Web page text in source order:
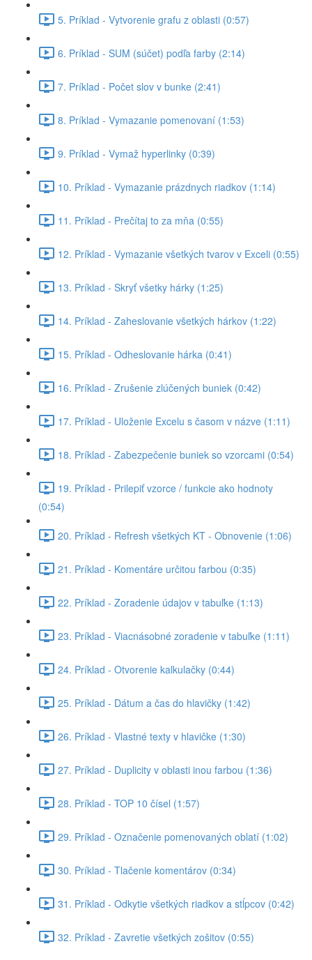
5. Príklad - Vytvorenie grafu z oblasti (0:57)
6. Príklad - SUM (súčet) podľa farby (2:14)
7. Príklad - Počet slov v bunke (2:41)
8. Príklad - Vymazanie pomenovaní (1:53)
9. Príklad - Vymaž hyperlinky (0:39)
10. Príklad - Vymazanie prázdnych riadkov (1:14)
11. Príklad - Prečítaj to za mňa (0:55)
12. Príklad - Vymazanie všetkých tvarov v Exceli (0:55)
13. Príklad - Skryť všetky hárky (1:25)
14. Príklad - Zaheslovanie všetkých hárkov (1:22)
15. Príklad - Odheslovanie hárka (0:41)
16. Príklad - Zrušenie zlúčených buniek (0:42)
17. Príklad - Uloženie Excelu s časom v názve (1:11)
18. Príklad - Zabezpečenie buniek so vzorcami (0:54)
19. Príklad - Prilepiť vzorce / funkcie ako hodnoty
(0:54)
20. Príklad - Refresh všetkých KT - Obnovenie (1:06)
21. Príklad - Komentáre určitou farbou (0:35)
22. Príklad - Zoradenie údajov v tabuľke (1:13)
23. Príklad - Viacnásobné zoradenie v tabuľke (1:11)
24. Príklad - Otvorenie kalkulačky (0:44)
25. Príklad - Dátum a čas do hlavičky (1:42)
26. Príklad - Vlastné texty v hlavičke (1:30)
27. Príklad - Duplicity v oblasti inou farbou (1:36)
28. Príklad - TOP 10 čísel (1:57)
29. Príklad - Označenie pomenovaných oblatí (1:02)
30. Príklad - Tlačenie komentárov (0:34)
31. Príklad - Odkytie všetkých riadkov a stĺpcov (0:42)
32. Príklad - Zavretie všetkých zošitov (0:55)